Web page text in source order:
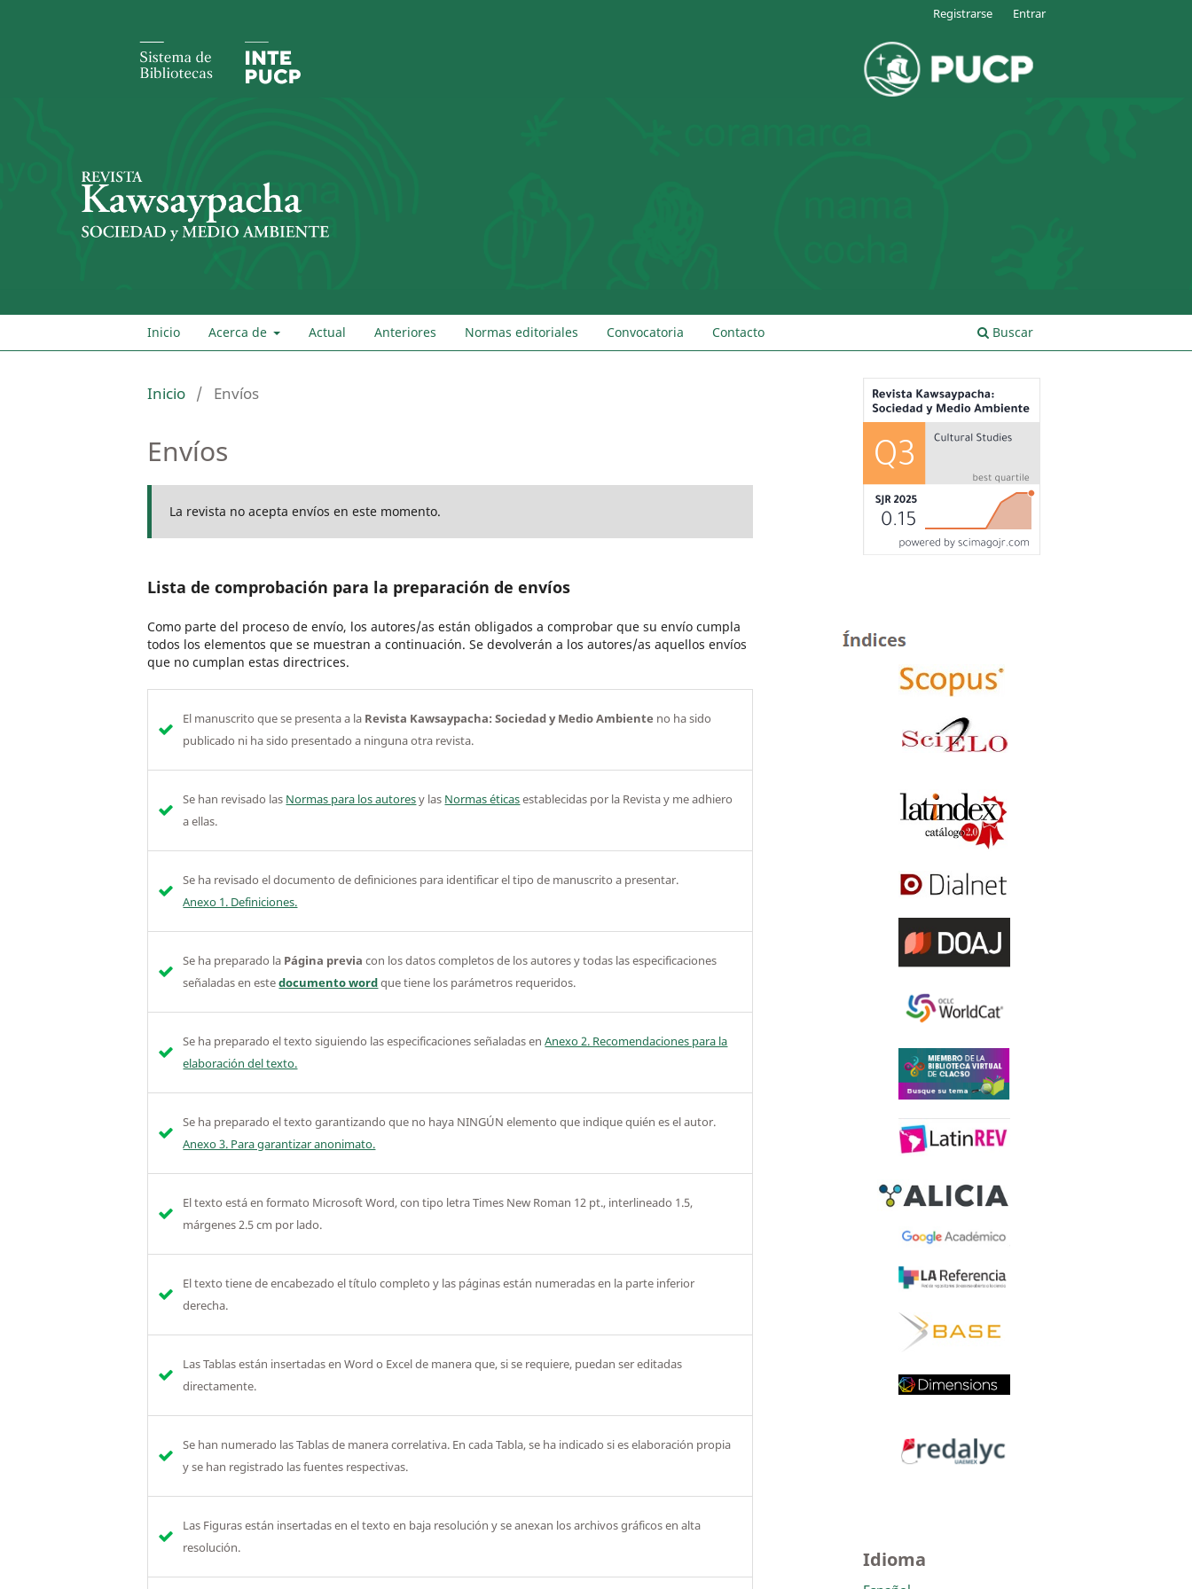
Inicio Acerca de Actual Anteriores Normas editoriales Convocatoria Contacto Buscar
Registrarse Entrar
Inicio / Envíos
Envíos
La revista no acepta envíos en este momento.
Lista de comprobación para la preparación de envíos
Como parte del proceso de envío, los autores/as están obligados a comprobar que su envío cumpla
todos los elementos que se muestran a continuación. Se devolverán a los autores/as aquellos envíos
que no cumplan estas directrices.
El manuscrito que se presenta a la Revista Kawsaypacha: Sociedad y Medio Ambiente no ha sido
publicado ni ha sido presentado a ninguna otra revista.
Se han revisado las Normas para los autoresy las Normas éticasestablecidas por la Revista y me adhiero
a ellas.
Se ha revisado el documento de definiciones para identificar el tipo de manuscrito a presentar.
Anexo 1. Definiciones.
Se ha preparado la Página previa con los datos completos de los autores y todas las especificaciones
señaladas en estedocumento wordque tiene los parámetros requeridos.
Se ha preparado el texto siguiendo las especificaciones señaladas enAnexo 2. Recomendaciones para la
elaboración del texto.
Se ha preparado el texto garantizando que no haya NINGÚN elemento que indique quién es el autor.
Anexo 3. Para garantizar anonimato.
El texto está en formato Microsoft Word, con tipo letra Times New Roman 12 pt., interlineado 1.5,
márgenes 2.5 cm por lado.
El texto tiene de encabezado el título completo y las páginas están numeradas en la parte inferior
derecha.
Las Tablas están insertadas en Word o Excel de manera que, si se requiere, puedan ser editadas
directamente.
Se han numerado las Tablas de manera correlativa. En cada Tabla, se ha indicado si es elaboración propia
y se han registrado las fuentes respectivas.
Las Figuras están insertadas en el texto en baja resolución y se anexan los archivos gráficos en alta
resolución.
Idioma